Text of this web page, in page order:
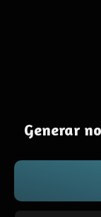
Generar